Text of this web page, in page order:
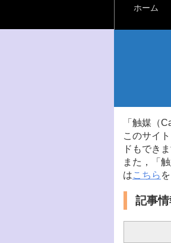
ホーム
「触媒（
このサイ
ドもできま
また，「
はこちら
記事情